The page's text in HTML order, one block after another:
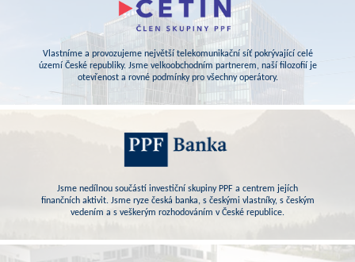
Vlastníme a provozujeme největší telekomunikační síť pokrývající celé
území České republiky. Jsme velkoobchodním partnerem, naší filozofií je
otevřenost a rovné podmínky pro všechny operátory.
Jsme nedílnou součástí investiční skupiny PPF a centrem jejích
finančních aktivit. Jsme ryze česká banka, s českými vlastníky, s českým
vedením a s veškerým rozhodováním v České republice.